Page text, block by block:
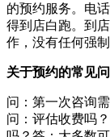
的预约服务。电
得到店白跑。到
作，没有任何强制
关于预约的常见
问：第一次咨询
问：评估收费吗